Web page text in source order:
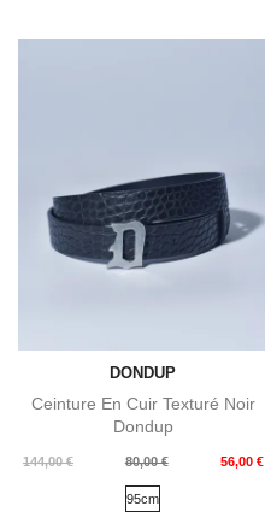
DONDUP
Ceinture En Cuir Texturé Noir
Dondup
144,00 €
Prix
80,00 € 56,00 €
Prix
95cm